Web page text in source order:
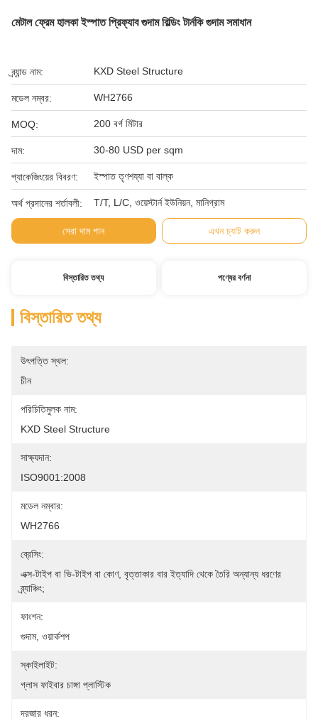
মেটাল ফ্রেম হালকা ইস্পাত প্রিফ্যাব গুদাম বিল্ডিং টার্নকি গুদাম সমাধান
ব্র্যান্ড নাম: KXD Steel Structure
মডেল নম্বর: WH2766
MOQ: 200 বর্গ মিটার
দাম: 30-80 USD per sqm
প্যাকেজিংয়ের বিবরণ: ইস্পাত তৃণশয্যা বা বাল্ক
অর্থ প্রদানের শর্তাবলী: T/T, L/C, ওয়েস্টার্ন ইউনিয়ন, মানিগ্রাম
সেরা দাম পান এখন চ্যাট করুন
বিস্তারিত তথ্য পণ্যের বর্ণনা
বিস্তারিত তথ্য
উৎপত্তি স্থল:
চীন
পরিচিতিমুলক নাম:
KXD Steel Structure
সাক্ষ্যদান:
ISO9001:2008
মডেল নম্বার:
WH2766
ব্রেসিং:
এক্স-টাইপ বা ভি-টাইপ বা কোণ, বৃত্তাকার বার ইত্যাদি থেকে তৈরি অন্যান্য ধরণের
ব্র্যাঞ্চিং;
ফাংশন:
গুদাম, ওয়ার্কশপ
স্কাইলাইট:
গ্লাস ফাইবার চাঙ্গা প্লাস্টিক
দরজার ধরন: